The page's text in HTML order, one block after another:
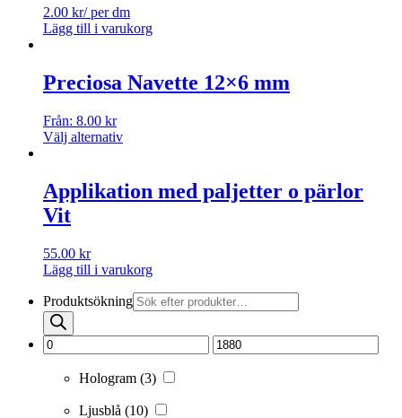
2.00 kr/ per dm
Lägg till i varukorg
Preciosa Navette 12×6 mm
Från: 8.00 kr
Välj alternativ
Applikation med paljetter o pärlor
Vit
55.00 kr
Lägg till i varukorg
Produktsökning
Hologram (3)
Ljusblå (10)